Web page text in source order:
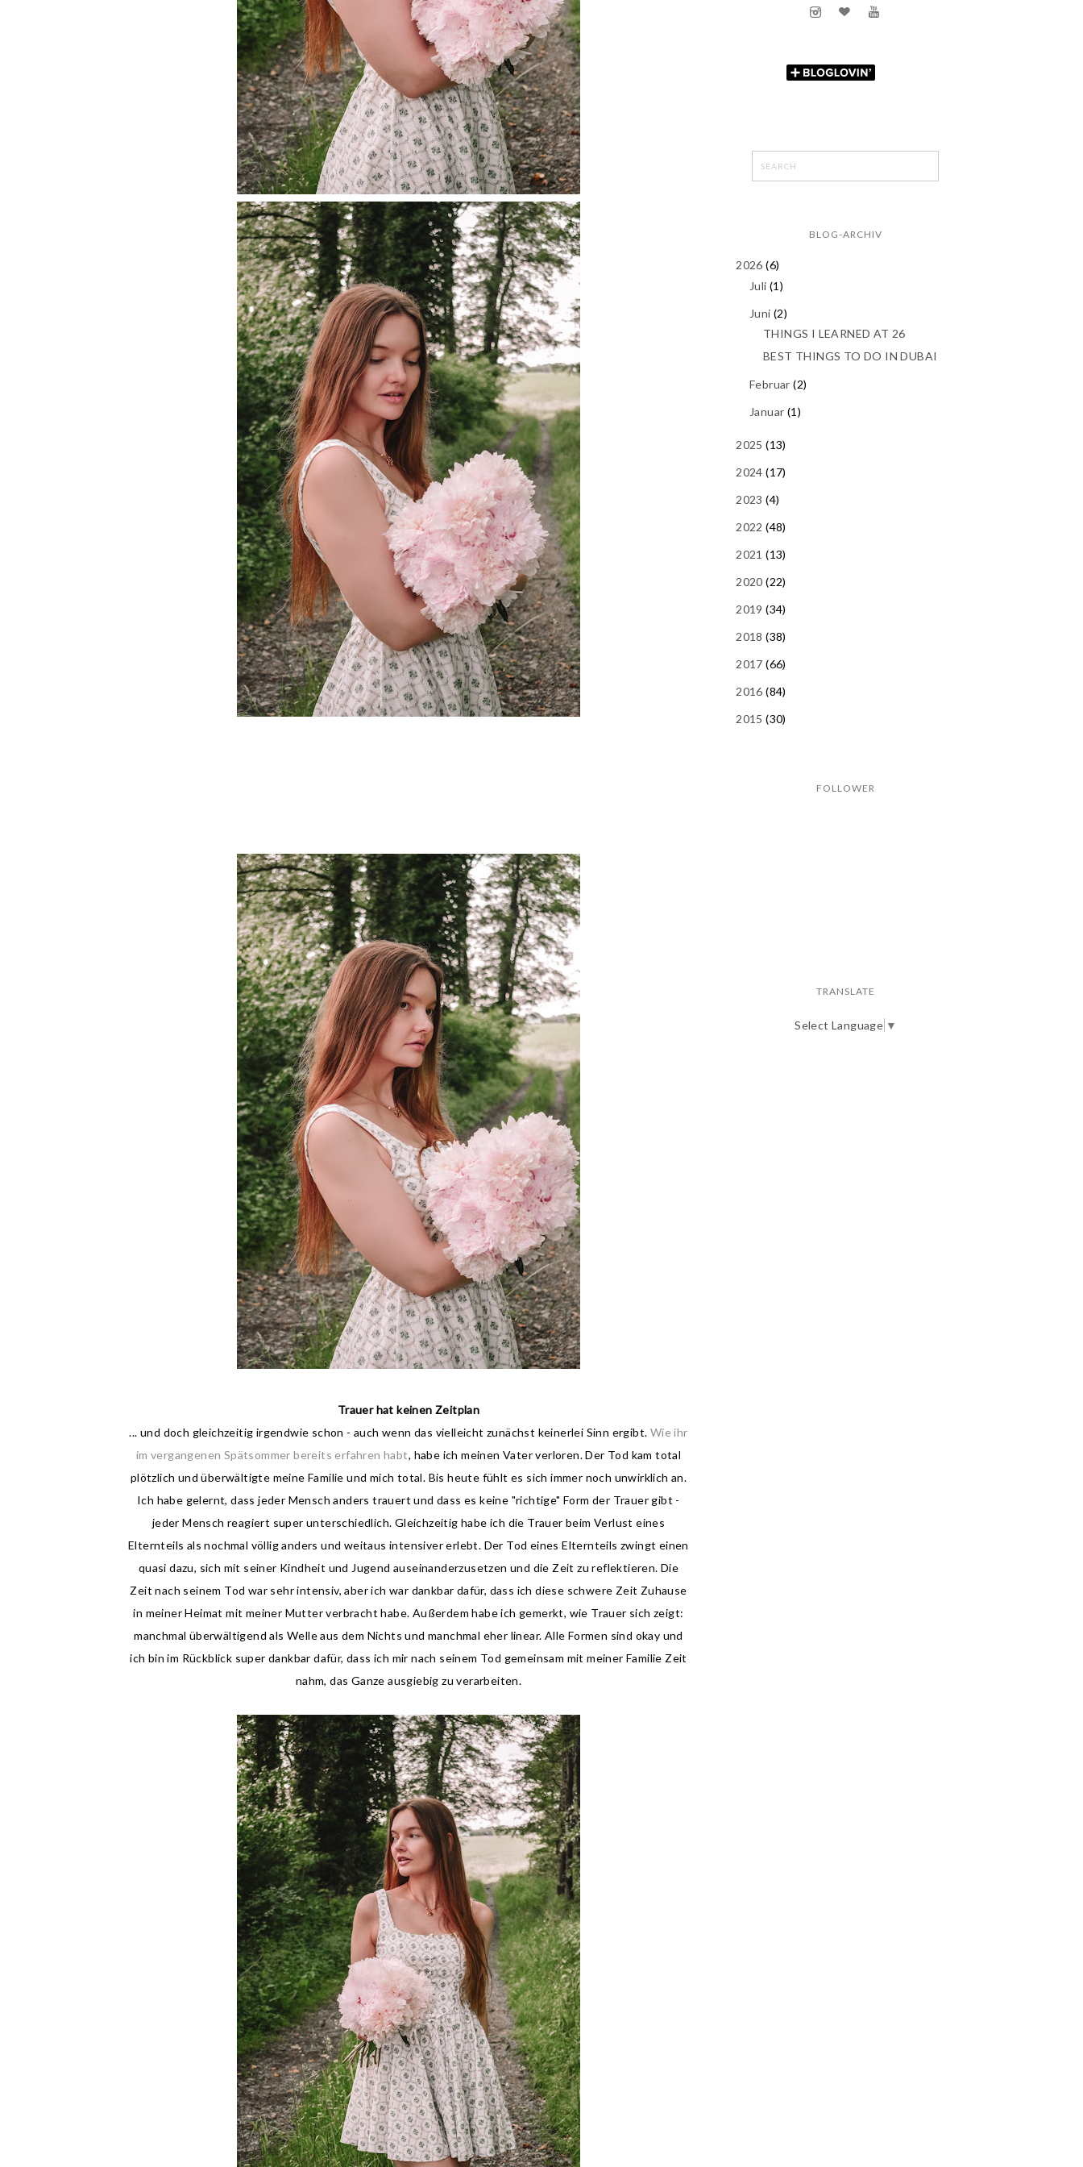
Trauer hat keinen Zeitplan
... und doch gleichzeitig irgendwie schon - auch wenn das vielleicht zunächst keinerlei Sinn ergibt. Wie ihr
im vergangenen Spätsommer bereits erfahren habt, habe ich meinen Vater verloren. Der Tod kam total
plötzlich und überwältigte meine Familie und mich total. Bis heute fühlt es sich immer noch unwirklich an.
Ich habe gelernt, dass jeder Mensch anders trauert und dass es keine "richtige" Form der Trauer gibt -
jeder Mensch reagiert super unterschiedlich. Gleichzeitig habe ich die Trauer beim Verlust eines
Elternteils als nochmal völlig anders und weitaus intensiver erlebt. Der Tod eines Elternteils zwingt einen
quasi dazu, sich mit seiner Kindheit und Jugend auseinanderzusetzen und die Zeit zu reflektieren. Die
Zeit nach seinem Tod war sehr intensiv, aber ich war dankbar dafür, dass ich diese schwere Zeit Zuhause
in meiner Heimat mit meiner Mutter verbracht habe. Außerdem habe ich gemerkt, wie Trauer sich zeigt:
manchmal überwältigend als Welle aus dem Nichts und manchmal eher linear. Alle Formen sind okay und
ich bin im Rückblick super dankbar dafür, dass ich mir nach seinem Tod gemeinsam mit meiner Familie Zeit
nahm, das Ganze ausgiebig zu verarbeiten.
BLOG-ARCHIV
2026(6)
Juli (1)
Juni (2)
THINGS I LEARNED AT 26
BEST THINGS TO DO IN DUBAI
Februar(2)
Januar (1)
2025(13)
2024(17)
2023(4)
2022(48)
2021(13)
2020(22)
2019(34)
2018(38)
2017(66)
2016(84)
2015(30)
FOLLOWER
TRANSLATE
Select Language ▼